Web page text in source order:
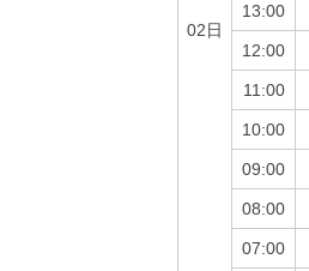
02日
13:00
12:00
11:00
10:00
09:00
08:00
07:00